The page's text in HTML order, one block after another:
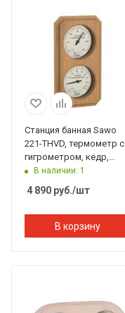
Станция банная Sawo
221-THVD, термометр с
гигрометром, кедр,
140*225 мм
В наличии: 1
4 890 руб./шт
В корзину